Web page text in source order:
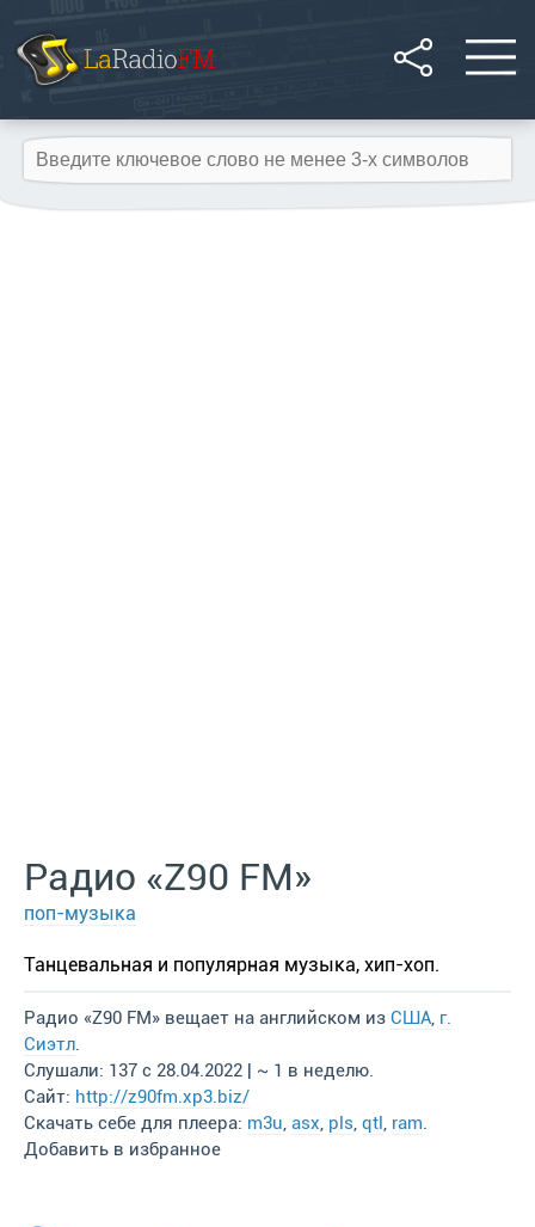
Радио «Z90 FM»
поп-музыка
Танцевальная и популярная музыка, хип-хоп.
Радио «Z90 FM» вещает на английском из США, г.
Сиэтл.
Слушали: 137 с 28.04.2022 | ~ 1 в неделю.
Сайт: http://z90fm.xp3.biz/
Скачать себе для плеера: m3u, asx, pls, qtl, ram.
Добавить в избранное